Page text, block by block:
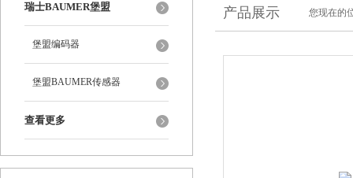
瑞士BAUMER堡盟
堡盟编码器
堡盟BAUMER传感器
查看更多
产品展示 您现在的